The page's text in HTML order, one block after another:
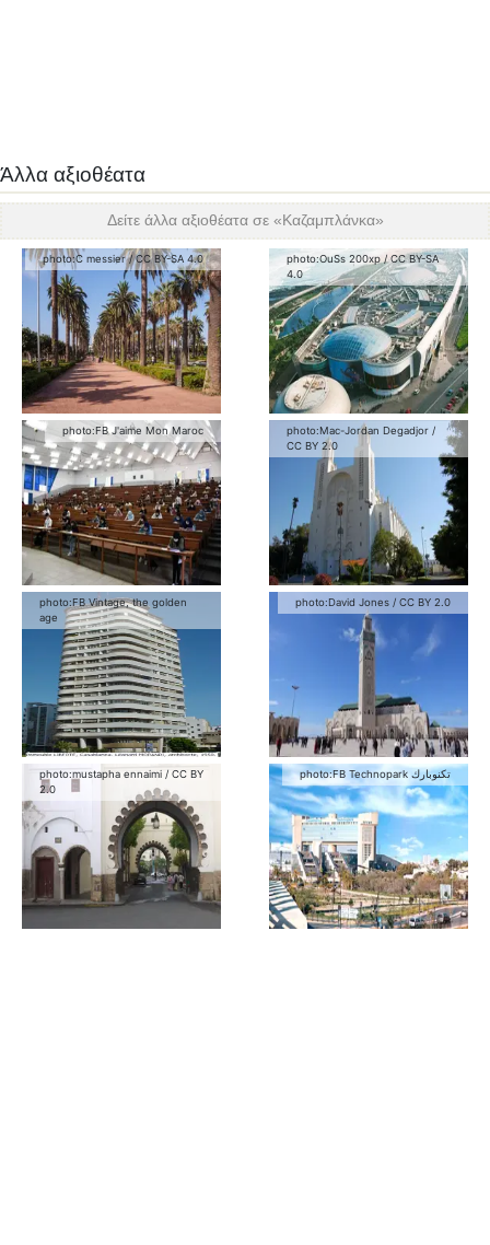
Άλλα αξιοθέατα
Δείτε άλλα αξιοθέατα σε «Καζαμπλάνκα»
photo:C messier /CC BY-SA 4.0 photo:OuSs 200xp /CC BY-SA
4.0
photo:FB J'aime Mon Maroc photo:Mac-Jordan Degadjor /
CC BY 2.0
photo:FB Vintage, the golden
age
photo:David Jones / CC BY 2.0
photo:mustapha ennaimi / CC BY
2.0
photo: FB Technopark تكنوبارك